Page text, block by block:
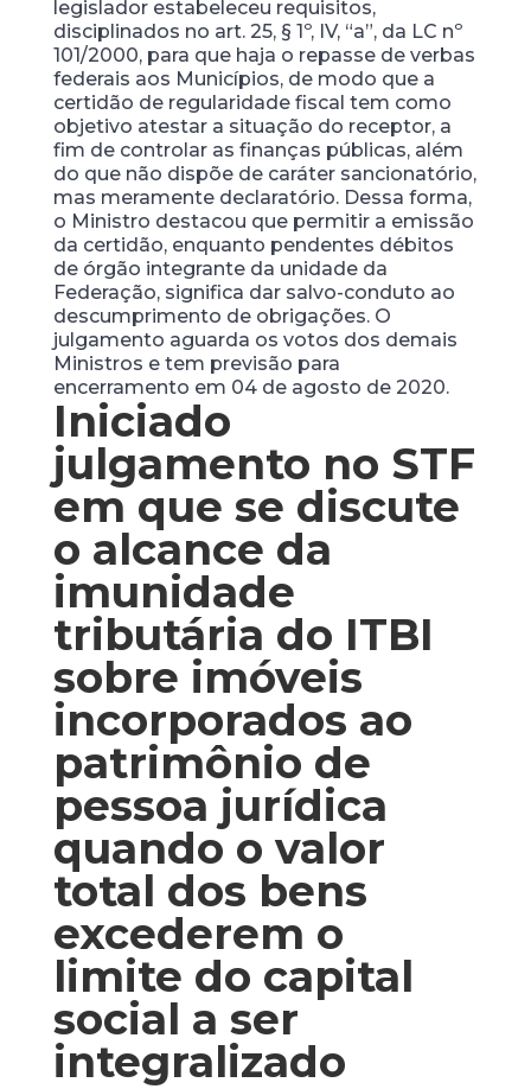
legislador estabeleceu requisitos,
disciplinados no art. 25, § 1º, IV, “a”, da LC nº
101/2000, para que haja o repasse de verbas
federais aos Municípios, de modo que a
certidão de regularidade fiscal tem como
objetivo atestar a situação do receptor, a
fim de controlar as finanças públicas, além
do que não dispõe de caráter sancionatório,
mas meramente declaratório. Dessa forma,
o Ministro destacou que permitir a emissão
da certidão, enquanto pendentes débitos
de órgão integrante da unidade da
Federação, significa dar salvo-conduto ao
descumprimento de obrigações. O
julgamento aguarda os votos dos demais
Ministros e tem previsão para
encerramento em 04 de agosto de 2020.
Iniciado
julgamento no STF
em que se discute
o alcance da
imunidade
tributária do ITBI
sobre imóveis
incorporados ao
patrimônio de
pessoa jurídica
quando o valor
total dos bens
excederem o
limite do capital
social a ser
integralizado